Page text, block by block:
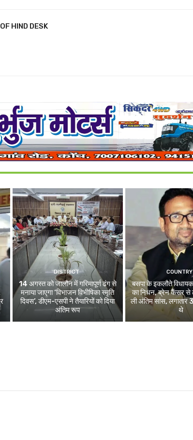
HIND DESK
DISTRICT
14 अगस्त को जालौन में गरिमापूर्ण ढंग से
मनाया जाएगा ‘विभाजन विभीषिका स्मृति
दिवस’, डीएम-एसपी ने तैयारियों को दिया
अंतिम रूप
COUNTRY
बसपा के इकलौते
का निधन, ब्रेन कैंसर से
ली अंतिम सांस, लगातार
थे